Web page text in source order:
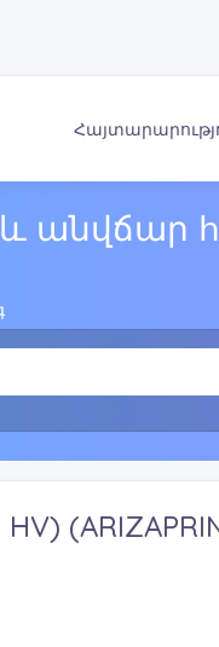
անվճար